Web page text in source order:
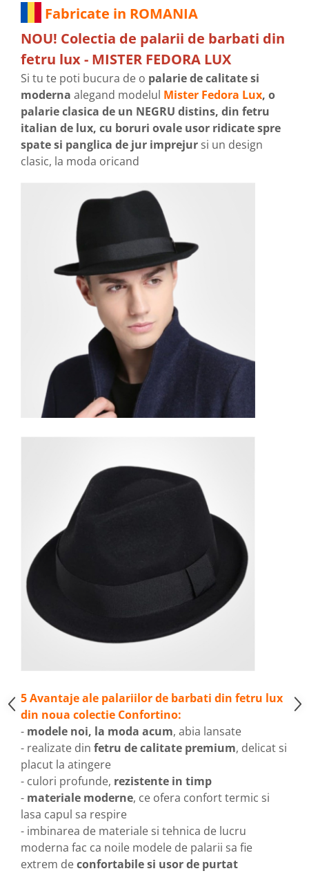
Fabricate in ROMANIA
NOU! Colectia de palarii de barbati din
fetru lux - MISTER FEDORA LUX
Si tu te poti bucura de o palarie de calitate si
moderna alegand modelul Mister Fedora Lux, o
palarie clasica de un NEGRU distins, din fetru
italian de lux, cu boruri ovale usor ridicate spre
spate si panglica de jur imprejur si un design
clasic, la moda oricand
5 Avantaje ale palariilor de barbati din fetru lux
din noua colectie Confortino:
- modele noi, la moda acum, abia lansate
- realizate din fetru de calitate premium, delicat si
placut la atingere
- culori profunde, rezistente in timp
- materiale moderne, ce ofera confort termic si
lasa capul sa respire
- imbinarea de materiale si tehnica de lucru
moderna fac ca noile modele de palarii sa fie
extrem deconfortabile si usor de purtat